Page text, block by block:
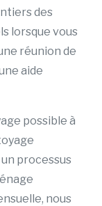
des
lorsque vous
réunion de
aide
possible à
processus
nous